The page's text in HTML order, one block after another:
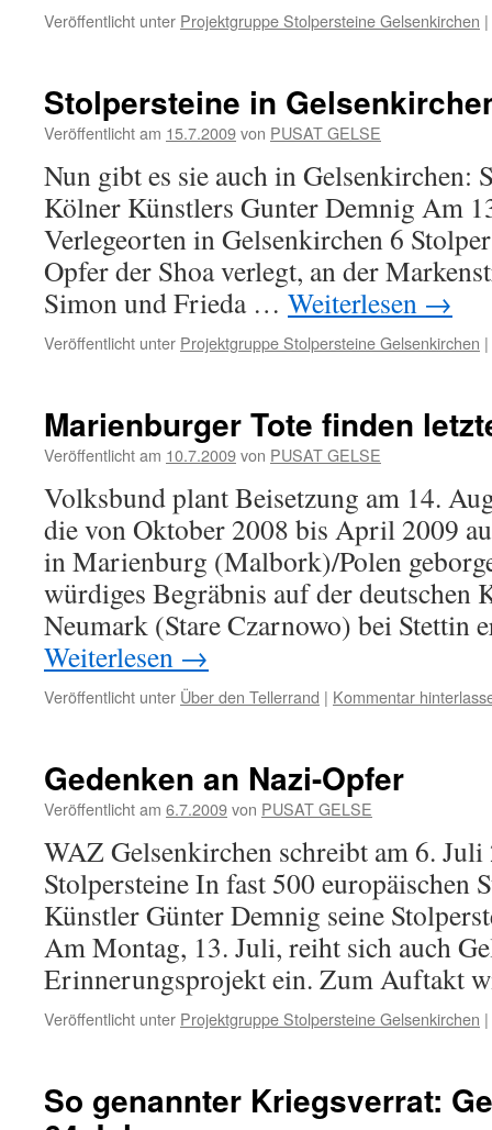
Veröffentlicht unter Projektgruppe Stolpersteine Gelsenkirchen |
Stolpersteine in
Veröffentlicht am 15.7.2009von PUSAT GELSE
Nun gibt es sie auch in Gelsenkirchen:
Kölner Künstlers Gunter Demnig Am
Verlegeorten in Gelsenkirchen 6
Opfer der Shoa verlegt, an der
Simon und Frieda … Weiterlesen →
Veröffentlicht unter Projektgruppe Stolpersteine Gelsenkirchen |
Marienburger Tote finden
Veröffentlicht am 10.7.2009von PUSAT GELSE
Volksbund plant Beisetzung am 14.
die von Oktober 2008 bis April 2009
in Marienburg (Malbork)/Polen
würdiges Begräbnis auf der deutschen
Neumark (Stare Czarnowo) bei Stettin
Weiterlesen →
Veröffentlicht unter Über den Tellerrand | Kommentar
Gedenken an Nazi-Opfer
Veröffentlicht am 6.7.2009von PUSAT GELSE
WAZ Gelsenkirchen schreibt am 6.
Stolpersteine In fast 500 europäischen
Künstler Günter Demnig seine
Am Montag, 13. Juli, reiht sich auch
Erinnerungsprojekt ein. Zum Auftakt
Veröffentlicht unter Projektgruppe Stolpersteine Gelsenkirchen |
So genannter Kriegsverrat: